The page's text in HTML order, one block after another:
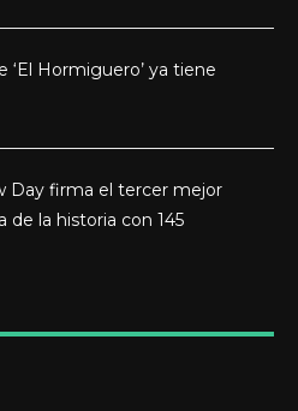
‘El Hormiguero’ ya tiene
Day firma el tercer mejor
la historia con 145